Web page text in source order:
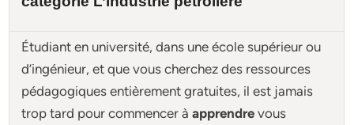
Étudiant en université, dans une école supérieur ou
d’ingénieur, et que vous cherchez des ressources
pédagogiques entièrement gratuites, il est jamais
trop tard pour commencer àapprendre vous